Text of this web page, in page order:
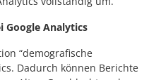
Google Analytics
“demografische
Dadurch können Berichte